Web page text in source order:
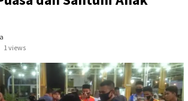
1 views